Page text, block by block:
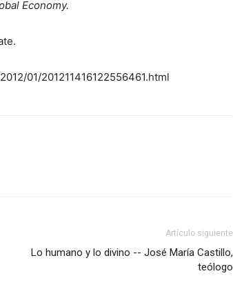
Economy.
01/201211416122556461.html
Artículo siguiente
Lo humano y lo divino -- José María Castillo,
teólogo